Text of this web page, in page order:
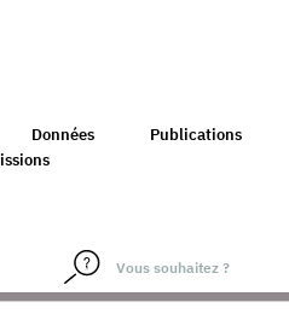
Données
Publications